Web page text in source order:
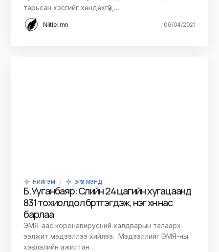
тарьсан хэсгийг хөндөхгүй,…
Niitlel.mn 06/04/2021
НИЙГЭМ ЭРҮҮЛ МЭНД
Б.Ууганбаяр: Сүүлийн 24 цагийн хугацаанд
831 тохиолдол бүртгэгдэж, нэг хүн нас
барлаа
ЭМЯ-аас коронавирусний халдварын талаарх
ээлжит мэдээллээ хийлээ. Мэдээллийг ЭМЯ-ны
хэвлэлийн ажилтан…